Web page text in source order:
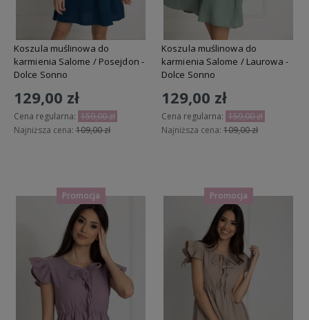
Koszula muślinowa do
karmienia Salome / Posejdon -
Dolce Sonno
129,00 zł
Cena regularna: 159,00 zł
Najniższa cena: 109,00 zł
Koszula muślinowa do
karmienia Salome / Laurowa -
Dolce Sonno
129,00 zł
Cena regularna: 159,00 zł
Najniższa cena: 109,00 zł
Promocja Promocja